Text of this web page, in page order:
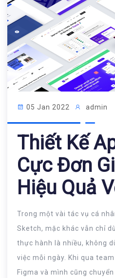
05 Jan 2022 admin
Thiết Kế
Cực Đơn
Hiệu Quả
Trong một vài tác vụ cá
Sketch, mặc khác vẫn chỉ
thực hành là nhiều, không
việc mỗi ngày. Khi qua
Figma và mình cũng